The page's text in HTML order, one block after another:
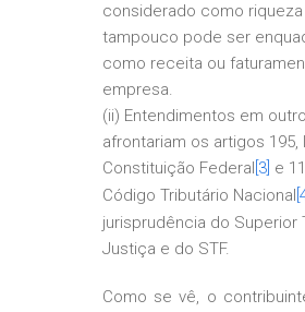
considerado como riqueza
tampouco pode ser
como receita ou
empresa.
(ii) Entendimentos em
afrontariam os artigos 195,
Constituição Federal [3] e
Código Tributário Nacional
jurisprudência do Superior
Justiça e do STF.
Como se vê, o